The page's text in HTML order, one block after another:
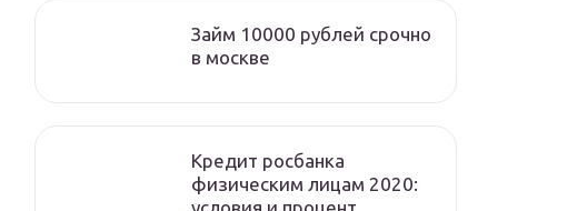
Займ 10000 рублей срочно
в москве
Кредит росбанка
физическим лицам 2020: